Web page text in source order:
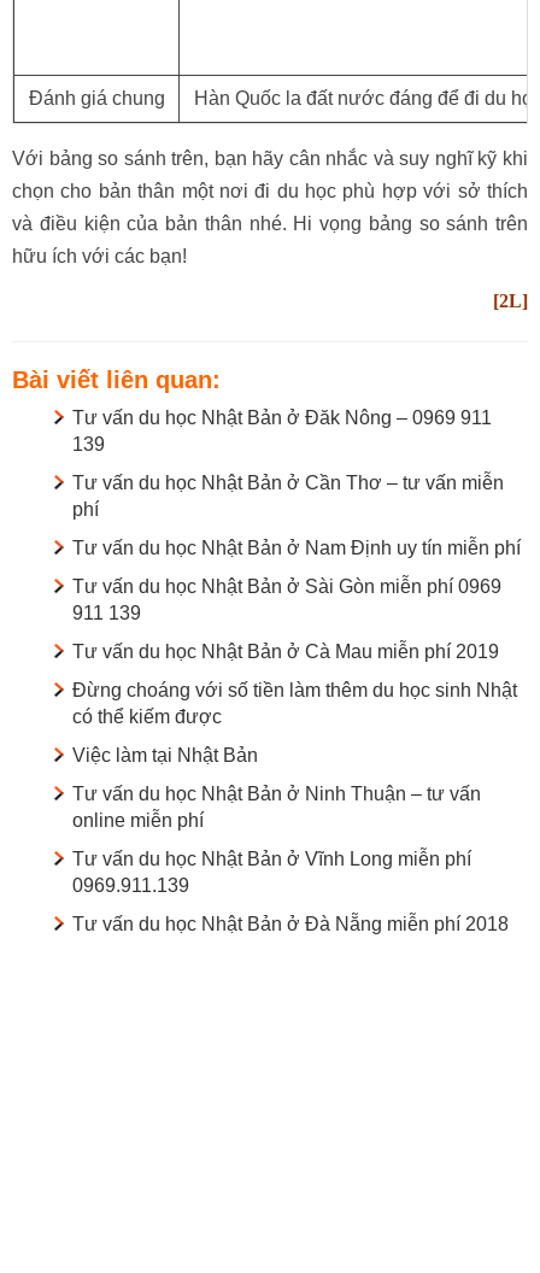
Đánh giá chung Hàn Quốc la đất nước đáng để đi du
Với bảng so sánh trên, bạn hãy cân nhắc và suy nghĩ kỹ khi
chọn cho bản thân một nơi đi du học phù hợp với sở thích
và điều kiện của bản thân nhé. Hi vọng bảng so sánh trên
hữu ích với các bạn!
[2L]
Bài viết liên quan:
Tư vấn du học Nhật Bản ở Đăk Nông – 0969 911
139
Tư vấn du học Nhật Bản ở Cần Thơ – tư vấn miễn
phí
Tư vấn du học Nhật Bản ở Nam Định uy tín miễn phí
Tư vấn du học Nhật Bản ở Sài Gòn miễn phí 0969
911 139
Tư vấn du học Nhật Bản ở Cà Mau miễn phí 2019
Đừng choáng với số tiền làm thêm du học sinh Nhật
có thể kiếm được
Việc làm tại Nhật Bản
Tư vấn du học Nhật Bản ở Ninh Thuận – tư vấn
online miễn phí
Tư vấn du học Nhật Bản ở Vĩnh Long miễn phí
0969.911.139
Tư vấn du học Nhật Bản ở Đà Nẵng miễn phí 2018